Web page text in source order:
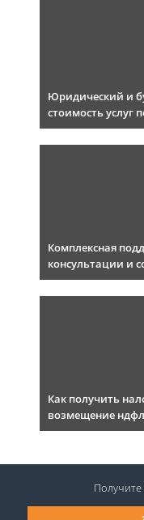
Юридический и
стоимость
Комплексная
консультации и
Как получить
возмещение